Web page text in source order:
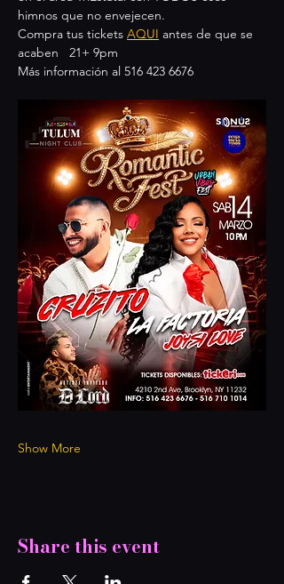
himnos que no envejecen.
Compra tus tickets AQUI antes de que se
acaben   21+ 9pm
Más información al 516 423 6676
Show More
Share this event